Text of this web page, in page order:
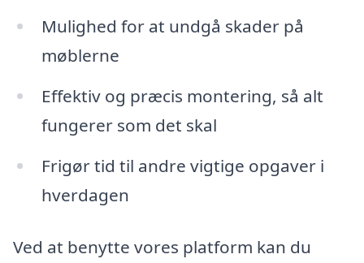
Mulighed for at undgå skader på
møblerne
Effektiv og præcis montering, så alt
fungerer som det skal
Frigør tid til andre vigtige opgaver i
hverdagen
Ved at benytte vores platform kan du